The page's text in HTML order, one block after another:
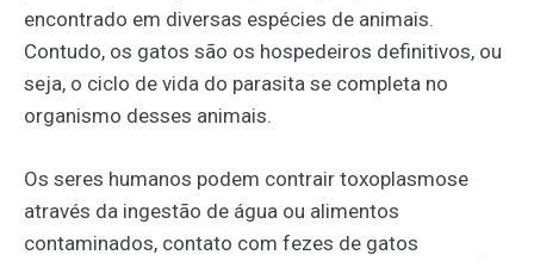
encontrado em diversas espécies de animais.
Contudo, os gatos são os hospedeiros definitivos, ou
seja, o ciclo de vida do parasita se completa no
organismo desses animais.
Os seres humanos podem contrair toxoplasmose
através da ingestão de água ou alimentos
contaminados, contato com fezes de gatos